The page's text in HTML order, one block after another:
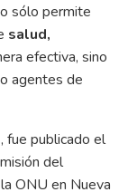
sólo permite
salud,
efectiva, sino
agentes de
fue publicado el
del
ONU en Nueva